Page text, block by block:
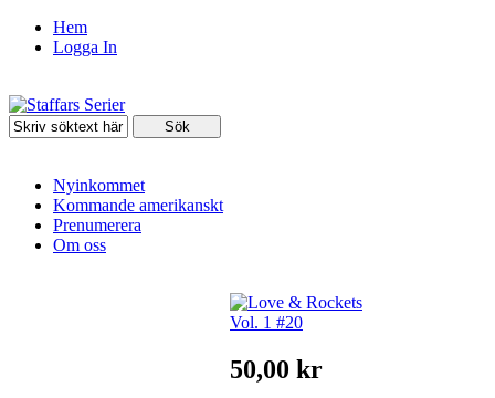
Hem
Logga In
Nyinkommet
Kommande amerikanskt
Prenumerera
Om oss
50,00 kr